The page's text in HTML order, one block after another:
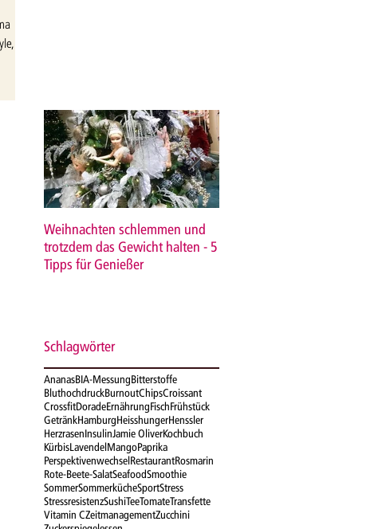
Weihnachten schlemmen und
trotzdem das Gewicht halten - 5
Tipps für Genießer
Schlagwörter
AnanasBIA-MessungBitterstoffe
BluthochdruckBurnoutChipsCroissant
CrossfitDoradeErnährungFischFrühstück
GetränkHamburgHeisshungerHenssler
HerzrasenInsulinJamie OliverKochbuch
KürbisLavendelMangoPaprika
PerspektivenwechselRestaurantRosmarin
Rote-Beete-SalatSeafoodSmoothie
SommerSommerkücheSportStress
StressresistenzSushiTeeTomateTransfette
Vitamin CZeitmanagementZucchini